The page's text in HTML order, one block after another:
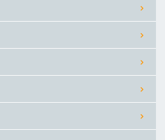
시립병원앞
이시미네
시립병원앞
이시미네